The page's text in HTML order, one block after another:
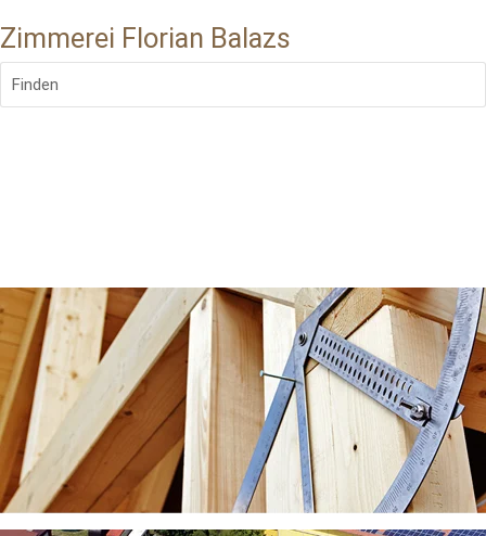
Zimmerei Florian Balazs
Finden